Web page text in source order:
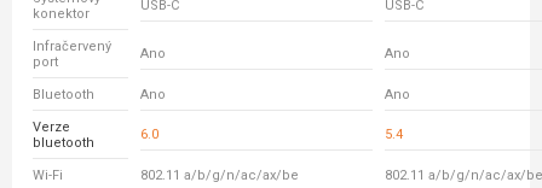
konektor
USB-C USB-C
Infračervený
port
Ano Ano
Bluetooth Ano Ano
Verze
bluetooth
6.0 5.4
Wi-Fi 802.11 a/b/g/n/ac/ax/be 802.11 a/b/g/n/ac/ax/be